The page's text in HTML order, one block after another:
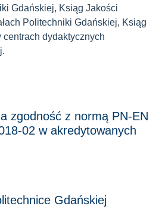
Gdańskiej, Ksiąg Jakości
Politechniki Gdańskiej, Ksiąg
centrach dydaktycznych
zgodność z normą PN-EN
02 w akredytowanych
Gdańskiej